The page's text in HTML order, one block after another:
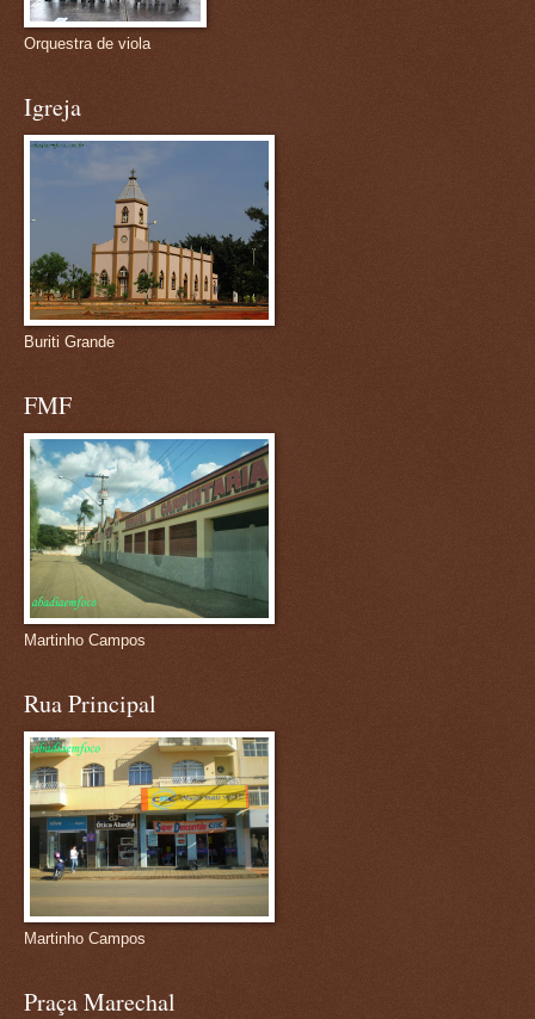
Orquestra de viola
Igreja
Buriti Grande
FMF
Martinho Campos
Rua Principal
Martinho Campos
Praça Marechal